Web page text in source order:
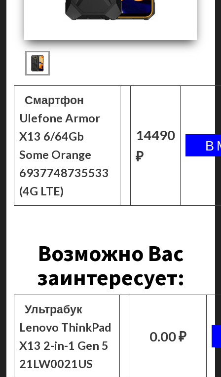
Смартфон
Ulefone Armor
X13 6/64Gb
Some Orange
6937748735533
(4G LTE)
14490
₽
Возможно Вас
заинтересует:
Ультрабук
Lenovo ThinkPad
X13 2-in-1 Gen 5
21LW0021US
0.00 ₽